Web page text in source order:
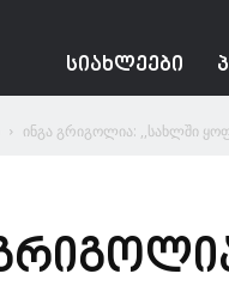
ᲡᲘᲐᲮᲚᲔᲔᲑᲘ
ინგა გრიგოლია: ,,სახლში